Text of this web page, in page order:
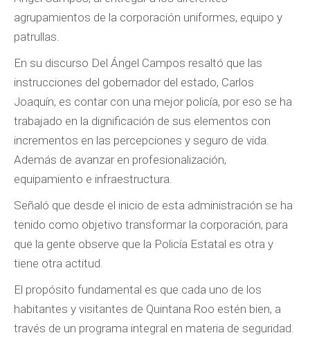
agrupamientos de la corporación uniformes, equipo y
patrullas.
En su discurso Del Ángel Campos resaltó que las
instrucciones del gobernador del estado, Carlos
Joaquín, es contar con una mejor policía, por eso se ha
trabajado en la dignificación de sus elementos con
incrementos en las percepciones y seguro de vida.
Además de avanzar en profesionalización,
equipamiento e infraestructura.
Señaló que desde el inicio de esta administración se ha
tenido como objetivo transformar la corporación, para
que la gente observe que la Policía Estatal es otra y
tiene otra actitud.
El propósito fundamental es que cada uno de los
habitantes y visitantes de Quintana Roo estén bien, a
través de un programa integral en materia de seguridad.